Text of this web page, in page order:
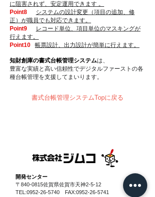
に阻害されず、安定運用できます 。
Point8
システムの設計変更（項目の追加、修
正）が職員でも対応できます。
Point9
レコード単位、項目単位のマスキングが
行えます。
Point10
帳票設計、出力設計が簡単に行えます。
知財創庫の書式台帳管理システムは、
豊富な実績と高い信頼性でデジタルファーストの各
種台帳管理を支援してまいります。
書式台帳管理システムTopに戻る
​開発センター
〒840-0815佐賀県佐賀市天神2-5-12
TEL:0952-26-5740 FAX:0952-26-5741